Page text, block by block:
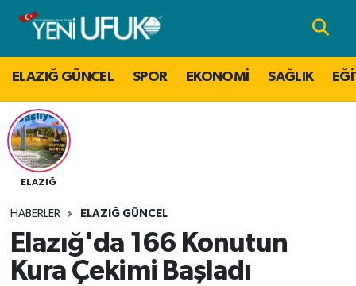
ELAZIĞ GÜNCEL SPOR EKONOMİ SAĞLIK
ELAZIĞ
HABERLER ELAZIĞ GÜNCEL
Elazığ'da 166 Konutun
Kura Çekimi Başladı
Nöbetçi Eczaneler
Hava Durumu
Namaz Vakitleri
Trafik Durumu
Tüm Manşetler